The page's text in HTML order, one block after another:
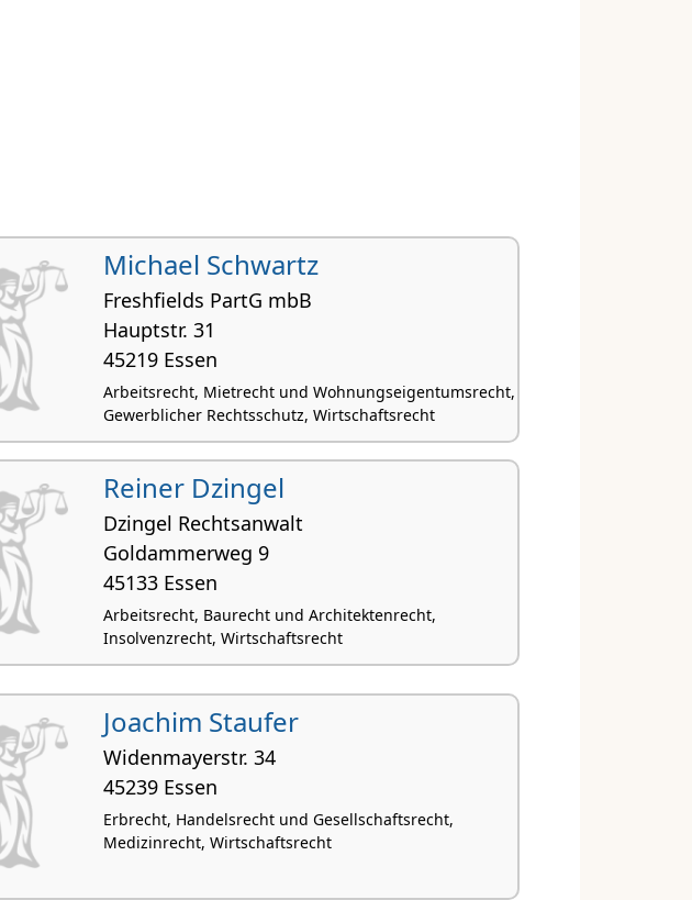
Michael Schwartz
Freshfields PartG mbB
Hauptstr. 31
45219 Essen
Arbeitsrecht, Mietrecht und Wohnungseigentumsrecht,
Gewerblicher Rechtsschutz, Wirtschaftsrecht
Reiner Dzingel
Dzingel Rechtsanwalt
Goldammerweg 9
45133 Essen
Arbeitsrecht, Baurecht und Architektenrecht,
Insolvenzrecht, Wirtschaftsrecht
Joachim Staufer
Widenmayerstr. 34
45239 Essen
Erbrecht, Handelsrecht und Gesellschaftsrecht,
Medizinrecht, Wirtschaftsrecht